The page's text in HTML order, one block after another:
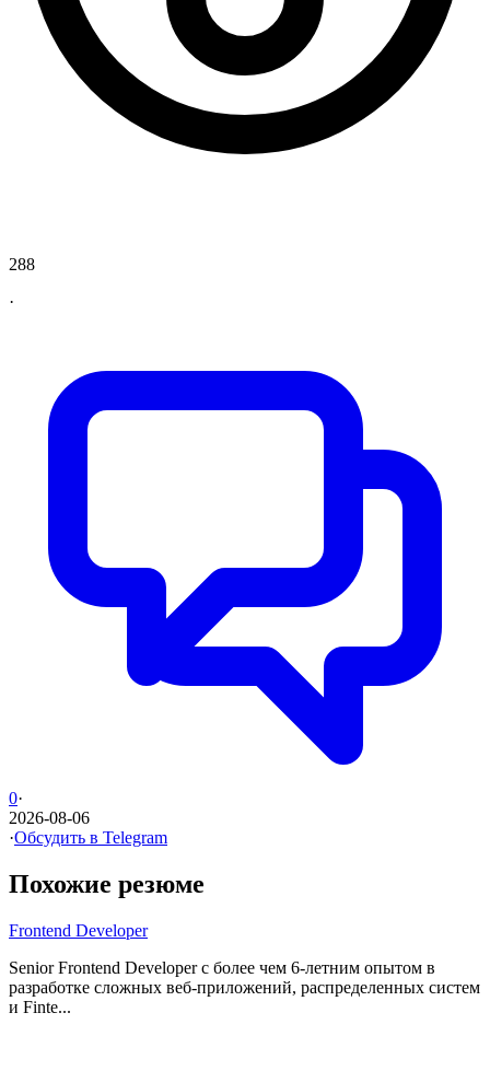
288
·
0·
2026-08-06
·Обсудить в Telegram
Похожие резюме
Frontend Developer
Senior Frontend Developer с более чем 6-летним опытом в
разработке сложных веб-приложений, распределенных систем
и Finte...